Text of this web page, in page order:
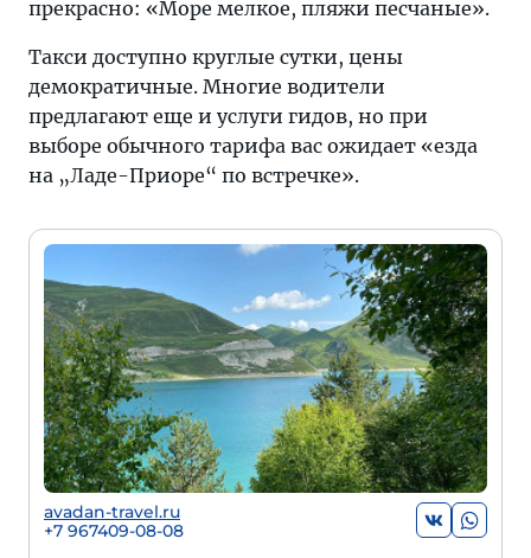
прекрасно: «Море мелкое, пляжи песчаные».
Такси доступно круглые сутки, цены
демократичные. Многие водители
предлагают еще и услуги гидов, но при
выборе обычного тарифа вас ожидает «езда
на „Ладе-Приоре“ по встречке».
avadan-travel.ru
+7 967409-08-08